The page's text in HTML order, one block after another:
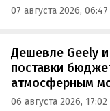
07 августа 2026, 06:47
Дешевле Geely
поставки
атмосферным
06 августа 2026, 17:02